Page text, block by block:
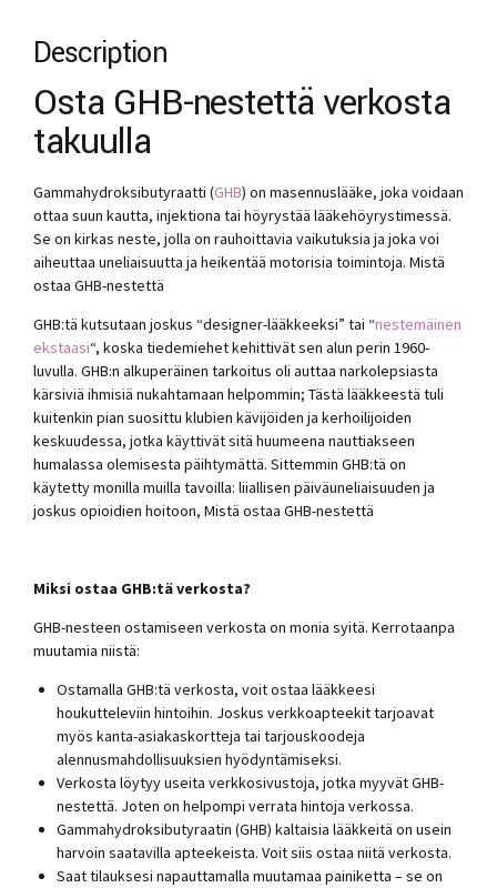
Description
Osta GHB-nestettä verkosta
takuulla
Gammahydroksibutyraatti (GHB) on masennuslääke, joka voidaan
ottaa suun kautta, injektiona tai höyrystää lääkehöyrystimessä.
Se on kirkas neste, jolla on rauhoittavia vaikutuksia ja joka voi
aiheuttaa uneliaisuutta ja heikentää motorisia toimintoja. Mistä
ostaa GHB-nestettä
GHB:tä kutsutaan joskus “designer-lääkkeeksi” tai “nestemäinen
ekstaasi“, koska tiedemiehet kehittivät sen alun perin 1960-
luvulla. GHB:n alkuperäinen tarkoitus oli auttaa narkolepsiasta
kärsiviä ihmisiä nukahtamaan helpommin; Tästä lääkkeestä tuli
kuitenkin pian suosittu klubien kävijöiden ja kerhoilijoiden
keskuudessa, jotka käyttivät sitä huumeena nauttiakseen
humalassa olemisesta päihtymättä. Sittemmin GHB:tä on
käytetty monilla muilla tavoilla: liiallisen päiväuneliaisuuden ja
joskus opioidien hoitoon, Mistä ostaa GHB-nestettä
Miksi ostaa GHB:tä verkosta?
GHB-nesteen ostamiseen verkosta on monia syitä. Kerrotaanpa
muutamia niistä:
Ostamalla GHB:tä verkosta, voit ostaa lääkkeesi
houkutteleviin hintoihin. Joskus verkkoapteekit tarjoavat
myös kanta-asiakaskortteja tai tarjouskoodeja
alennusmahdollisuuksien hyödyntämiseksi.
Verkosta löytyy useita verkkosivustoja, jotka myyvät GHB-
nestettä. Joten on helpompi verrata hintoja verkossa.
Gammahydroksibutyraatin (GHB) kaltaisia ​​lääkkeitä on usein
harvoin saatavilla apteekeista. Voit siis ostaa niitä verkosta.
Saat tilauksesi napauttamalla muutamaa painiketta – se on